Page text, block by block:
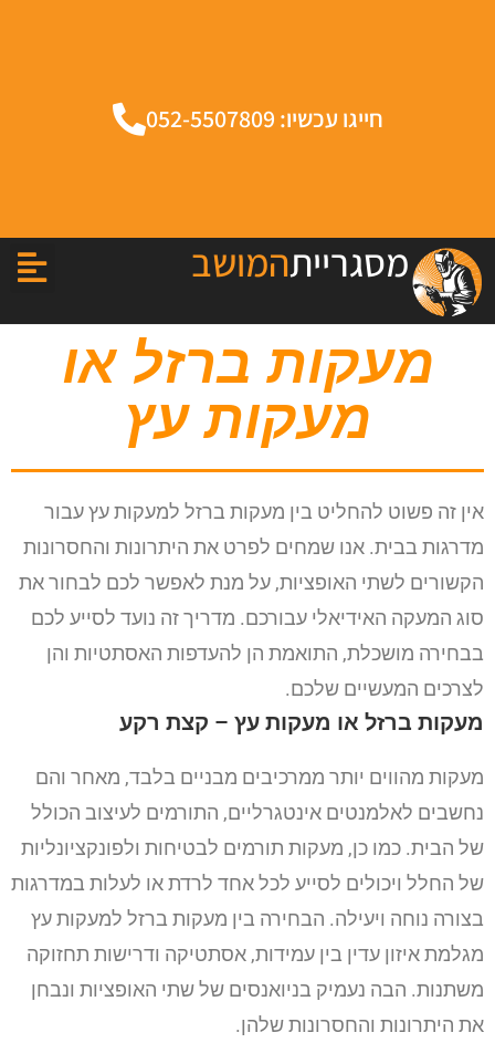
חייגו עכשיו: 052-5507809
מסגרייתהמושב
מעקות ברזל או
מעקות עץ
אין זה פשוט להחליט בין מעקות ברזל למעקות עץ עבור
מדרגות בבית. אנו שמחים לפרט את היתרונות והחסרונות
הקשורים לשתי האופציות, על מנת לאפשר לכם לבחור את
סוג המעקה האידיאלי עבורכם. מדריך זה נועד לסייע לכם
בבחירה מושכלת, התואמת הן להעדפות האסתטיות והן
לצרכים המעשיים שלכם.
מעקות ברזל או מעקות עץ – קצת רקע
מעקות מהווים יותר ממרכיבים מבניים בלבד, מאחר והם
נחשבים לאלמנטים אינטגרליים, התורמים לעיצוב הכולל
של הבית. כמו כן, מעקות תורמים לבטיחות ולפונקציונליות
של החלל ויכולים לסייע לכל אחד לרדת או לעלות במדרגות
בצורה נוחה ויעילה. הבחירה בין מעקות ברזל למעקות עץ
מגלמת איזון עדין בין עמידות, אסתטיקה ודרישות תחזוקה
משתנות. הבה נעמיק בניואנסים של שתי האופציות ונבחן
את היתרונות והחסרונות שלהן.